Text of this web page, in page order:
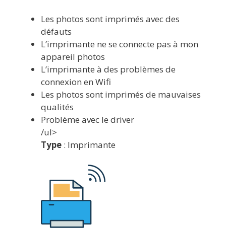
Les photos sont imprimés avec des
défauts
L’imprimante ne se connecte pas à mon
appareil photos
L’imprimante à des problèmes de
connexion en Wifi
Les photos sont imprimés de mauvaises
qualités
Problème avec le driver
/ul>
Type : Imprimante